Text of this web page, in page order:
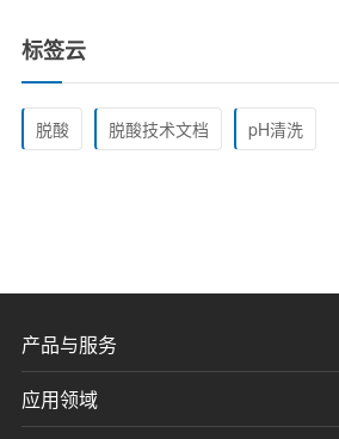
标签云
脱酸 脱酸技术文档 pH清洗
产品与服务
应用领域